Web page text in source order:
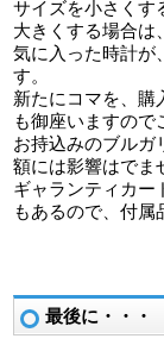
サイズを小さくす
大きくする場合は
気に入った時計が
す。
新たにコマを、購
も御座いますので
お持込みのブルガ
額には影響はでま
ギャランティカー
もあるので、付属
最後に・・・